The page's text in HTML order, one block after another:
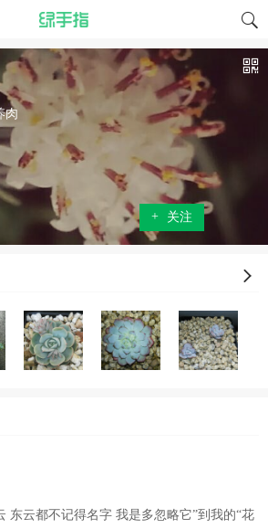
肉
+ 关注
东云都不记得名字 我是多忽略它”到我的“花